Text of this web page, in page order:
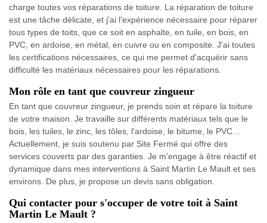
charge toutes vos réparations de toiture. La réparation de toiture
est une tâche délicate, et j'ai l'expérience nécessaire pour réparer
tous types de toits, que ce soit en asphalte, en tuile, en bois, en
PVC, en ardoise, en métal, en cuivre ou en composite. J'ai toutes
les certifications nécessaires, ce qui me permet d'acquérir sans
difficulté les matériaux nécessaires pour les réparations.
Mon rôle en tant que couvreur zingueur
En tant que couvreur zingueur, je prends soin et répare la toiture
de votre maison. Je travaille sur différents matériaux tels que le
bois, les tuiles, le zinc, les tôles, l'ardoise, le bitume, le PVC…
Actuellement, je suis soutenu par Site Fermé qui offre des
services couverts par des garanties. Je m'engage à être réactif et
dynamique dans mes interventions à Saint Martin Le Mault et ses
environs. De plus, je propose un devis sans obligation.
Qui contacter pour s'occuper de votre toit à Saint
Martin Le Mault ?